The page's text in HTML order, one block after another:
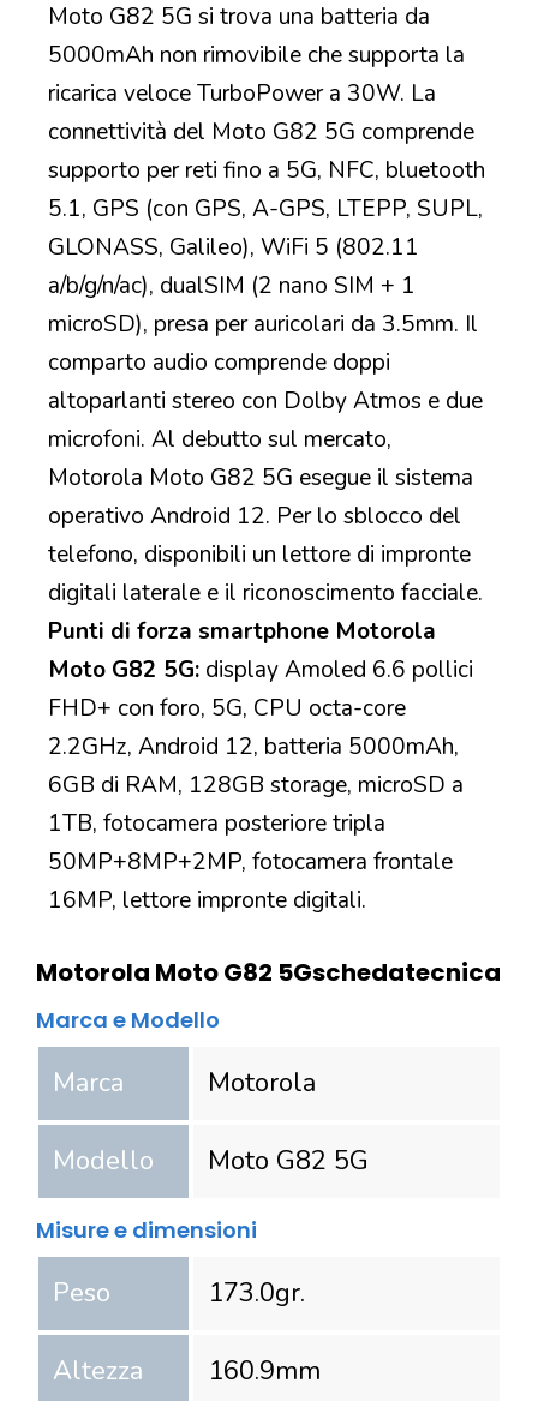
Moto G82 5G si trova una batteria da
5000mAh non rimovibile che supporta la
ricarica veloce TurboPower a 30W. La
connettività del Moto G82 5G comprende
supporto per reti fino a 5G, NFC, bluetooth
5.1, GPS (con GPS, A-GPS, LTEPP, SUPL,
GLONASS, Galileo), WiFi 5 (802.11
a/b/g/n/ac), dualSIM (2 nano SIM + 1
microSD), presa per auricolari da 3.5mm. Il
comparto audio comprende doppi
altoparlanti stereo con Dolby Atmos e due
microfoni. Al debutto sul mercato,
Motorola Moto G82 5G esegue il sistema
operativo Android 12. Per lo sblocco del
telefono, disponibili un lettore di impronte
digitali laterale e il riconoscimento facciale.
Punti di forza smartphone Motorola
Moto G82 5G: display Amoled 6.6 pollici
FHD+ con foro, 5G, CPU octa-core
2.2GHz, Android 12, batteria 5000mAh,
6GB di RAM, 128GB storage, microSD a
1TB, fotocamera posteriore tripla
50MP+8MP+2MP, fotocamera frontale
16MP, lettore impronte digitali.
Motorola Moto G82 5Gschedatecnica
Marca e Modello
Marca Motorola
Modello Moto G82 5G
Misure e dimensioni
Peso 173.0gr.
Altezza 160.9mm